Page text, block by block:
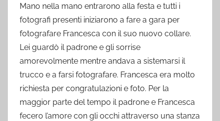
Mano nella mano entrarono alla festa e tutti i
fotografi presenti iniziarono a fare a gara per
fotografare Francesca con il suo nuovo collare.
Lei guardò il padrone e gli sorrise
amorevolmente mentre andava a sistemarsi il
trucco e a farsi fotografare. Francesca era molto
richiesta per congratulazioni e foto. Per la
maggior parte del tempo il padrone e Francesca
fecero l’amore con gli occhi attraverso una stanza